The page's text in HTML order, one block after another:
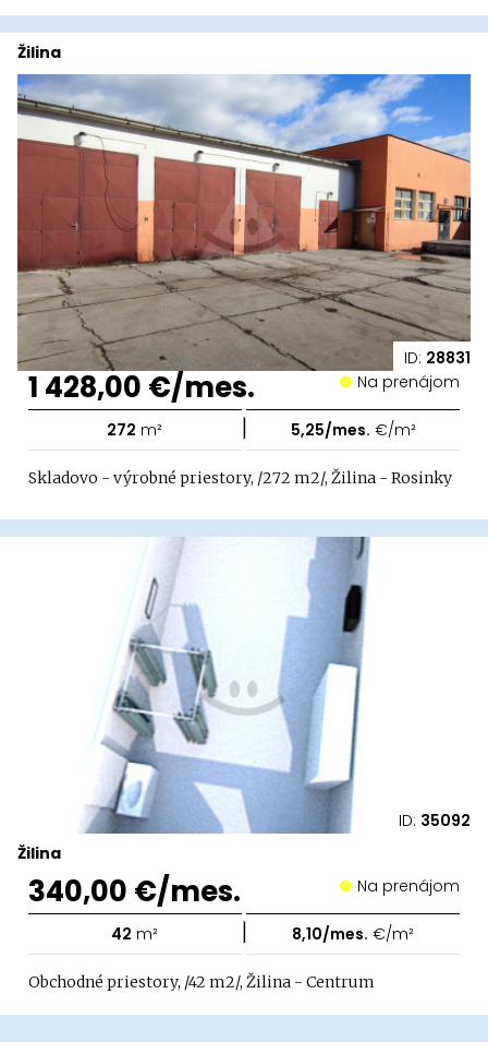
ID: 28831
Žilina
1 428,00 €/mes. Na prenájom
272 m² | 5,25/mes. €/m²
Skladovo - výrobné priestory, /272 m2/, Žilina - Rosinky
ID: 35092
Žilina
340,00 €/mes. Na prenájom
42 m² | 8,10/mes. €/m²
Obchodné priestory, /42 m2/, Žilina - Centrum